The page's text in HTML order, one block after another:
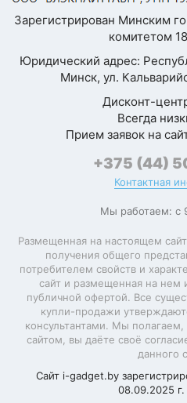
Частота
обновления экрана
Количество точек
матрицы основной
разрешение видео
Быстрая зарядка
зарядка
Поддержка карт
памяти
Максимальная
емкость карты
памяти
Возможности
подключения
цвет
приятный
Моя оценка —
с настройками:
искала, как
лишние
итоге всё
хорошо, но для
сложновато.
бы 5, но из-за
момента — 4
Ольга
Страница
Зарегистрирован Минским
комитетом
Юридический адрес:
Минск, ул.
Дисконт-
Всегда
Прием заявок на
+375 (44)
Контактная
Мы работаем: с
Размещенная на настоящем
получения общего
потребителем свойств и
сайт и размещенная на нем
публичной офертой. Все
купли-продажи
консультантами. Мы
сайтом, вы даёте своё
данного
Сайт i-gadget.by
08.09.2025